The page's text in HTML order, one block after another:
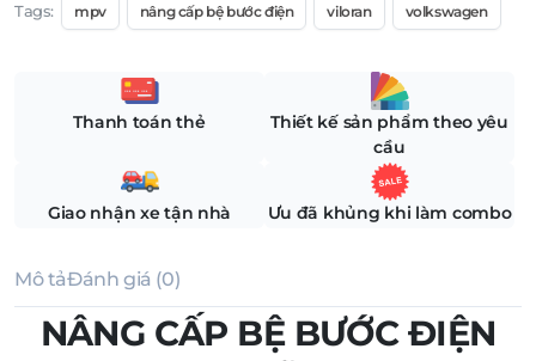
Tags: mpv nâng cấp bệ bước điện viloran volkswagen
Thanh toán thẻ
Thiết kế sản phẩm theo yêu
cầu
Giao nhận xe tận nhà Ưu đã khủng khi làm combo
Mô tảĐánh giá (0)
NÂNG CẤP BỆ BƯỚC ĐIỆN